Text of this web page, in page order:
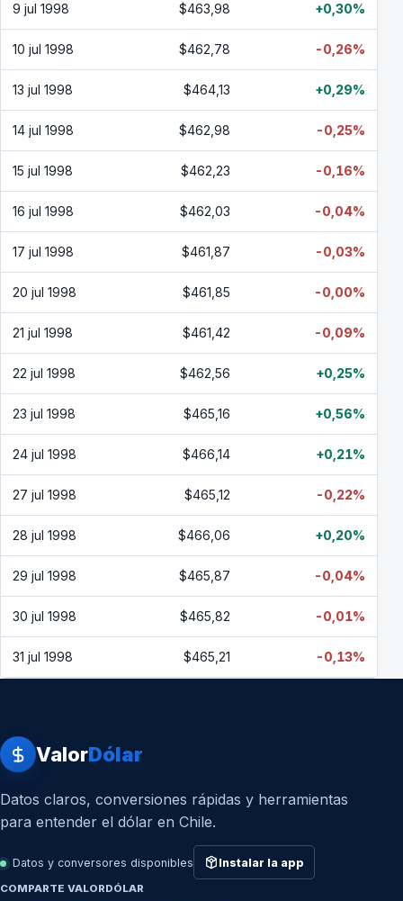
9 jul 1998 $463,98 +0,30%
10 jul 1998 $462,78 -0,26%
13 jul 1998 $464,13 +0,29%
14 jul 1998 $462,98 -0,25%
15 jul 1998 $462,23 -0,16%
16 jul 1998 $462,03 -0,04%
17 jul 1998 $461,87 -0,03%
20 jul 1998 $461,85 -0,00%
21 jul 1998 $461,42 -0,09%
22 jul 1998 $462,56 +0,25%
23 jul 1998 $465,16 +0,56%
24 jul 1998 $466,14 +0,21%
27 jul 1998 $465,12 -0,22%
28 jul 1998 $466,06 +0,20%
29 jul 1998 $465,87 -0,04%
30 jul 1998 $465,82 -0,01%
31 jul 1998 $465,21 -0,13%
ValorDólar
Datos claros, conversiones rápidas y herramientas
para entender el dólar en Chile.
Datos y conversores disponibles Instalar la app
COMPARTE VALORDÓLAR